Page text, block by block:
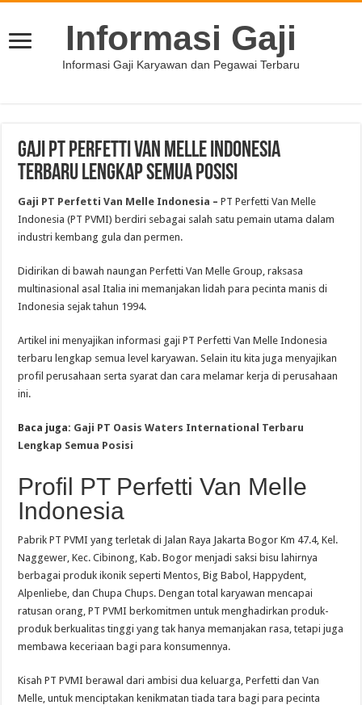
Informasi Gaji
Informasi Gaji Karyawan dan Pegawai Terbaru
Gaji PT Perfetti Van Melle Indonesia
Terbaru Lengkap Semua Posisi
Gaji PT Perfetti Van Melle Indonesia – PT Perfetti Van Melle
Indonesia (PT PVMI) berdiri sebagai salah satu pemain utama dalam
industri kembang gula dan permen.
Didirikan di bawah naungan Perfetti Van Melle Group, raksasa
multinasional asal Italia ini memanjakan lidah para pecinta manis di
Indonesia sejak tahun 1994.
Artikel ini menyajikan informasi gaji PT Perfetti Van Melle Indonesia
terbaru lengkap semua level karyawan. Selain itu kita juga menyajikan
profil perusahaan serta syarat dan cara melamar kerja di perusahaan
ini.
Baca juga: Gaji PT Oasis Waters International Terbaru
Lengkap Semua Posisi
Profil PT Perfetti Van Melle
Indonesia
Pabrik PT PVMI yang terletak di Jalan Raya Jakarta Bogor Km 47.4, Kel.
Naggewer, Kec. Cibinong, Kab. Bogor menjadi saksi bisu lahirnya
berbagai produk ikonik seperti Mentos, Big Babol, Happydent,
Alpenliebe, dan Chupa Chups. Dengan total karyawan mencapai
ratusan orang, PT PVMI berkomitmen untuk menghadirkan produk-
produk berkualitas tinggi yang tak hanya memanjakan rasa, tetapi juga
membawa keceriaan bagi para konsumennya.
Kisah PT PVMI berawal dari ambisi dua keluarga, Perfetti dan Van
Melle, untuk menciptakan kenikmatan tiada tara bagi para pecinta